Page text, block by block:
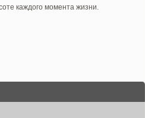
каждого момента жизни.